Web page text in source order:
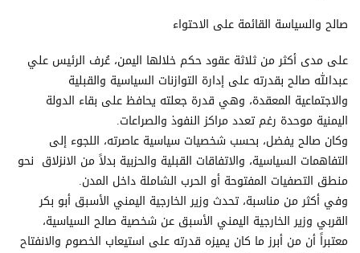
صالح والسياسة القائمة على الاحتواء
على مدى أكثر من ثلاثة عقود حكم خلالها اليمن، عُرف الرئيس علي
عبدالله صالح بقدرته على إدارة التوازنات السياسية والقبلية
والاجتماعية المعقدة، وهي قدرة جعلته يحافظ على بقاء الدولة
اليمنية موحدة رغم تعدد مراكز النفوذ والصراعات.
وكان صالح يفضل، بحسب شخصيات سياسية عاصرته، اللجوء إلى
التفاهمات السياسية، والاتفاقات القبلية والحزبية بدلاً من الانزلاق نحو
منطق التصفيات المفتوحة أو الحرب الشاملة داخل المدن.
وفي أكثر من مناسبة، تحدث وزير الخارجية اليمني الأسبق أبو بكر
القربي وزير الخارجية اليمني الأسبق عن شخصية صالح السياسية،
معتبراً أن من أبرز ما كان يميزه قدرته على استيعاب الخصوم والانفتاح